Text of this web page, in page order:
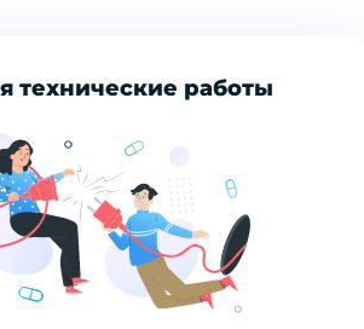
технические работы